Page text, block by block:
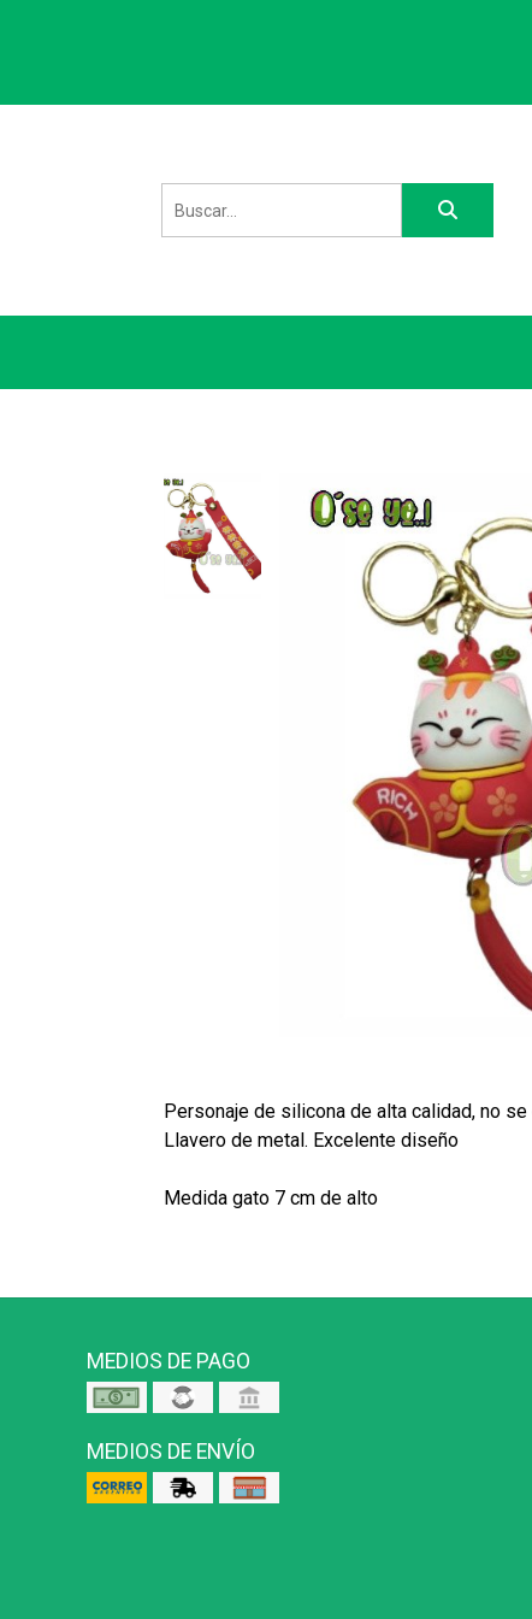
Personaje de silicona de alta calidad, no
Llavero de metal. Excelente diseño
Medida gato 7 cm de alto
MEDIOS DE PAGO
MEDIOS DE ENVÍO